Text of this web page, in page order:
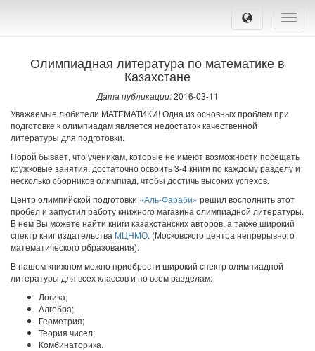
Toggle
Олимпиадная литература по математике в
Казахстане
Дата публикации:2016-03-11
Уважаемые любители МАТЕМАТИКИ! Одна из основных проблем при
подготовке к олимпиадам является недостаток качественной
литературы для подготовки.
Порой бывает, что ученикам, которые не имеют возможности посещать
кружковые занятия, достаточно освоить 3-4 книги по каждому разделу и
несколько сборников олимпиад, чтобы достичь высоких успехов.
Центр олимпийской подготовки «Аль-Фараби» решил восполнить этот
пробел и запустил работу книжного магазина олимпиадной литературы.
В нем Вы можете найти книги казахстанских авторов, а также широкий
спектр книг издательства МЦНМО. (Московского центра непрерывного
математического образования).
В нашем книжном можно приобрести широкий спектр олимпиадной
литературы для всех классов и по всем разделам:
Логика;
Алгебра;
Геометрия;
Теория чисел;
Комбинаторика.